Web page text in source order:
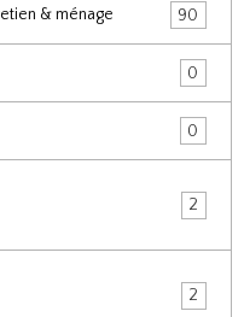
& ménage 90
0
0
2
2